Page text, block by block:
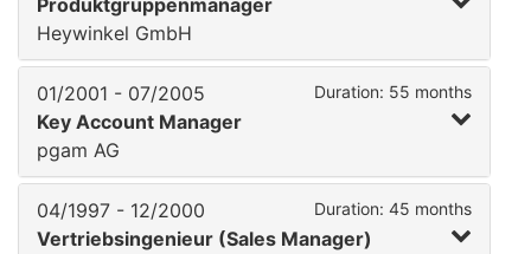
Produktgruppenmanager
Heywinkel GmbH
01/2001 - 07/2005 Duration: 55 months
Key Account Manager
pgam AG
04/1997 - 12/2000 Duration: 45 months
Vertriebsingenieur (Sales Manager)